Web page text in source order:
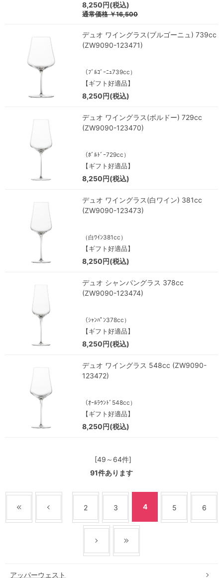
8,250円(税込)
通常価格￥16,500
デュオ ワイングラス(ブルゴーニュ) 739cc
(ZW9090-123471)
（ﾌﾞﾙｺﾞｰﾆｭ739cc）
【ギフト好適品】
8,250円(税込)
デュオ ワイングラス(ボルドー) 729cc
(ZW9090-123470)
（ﾎﾞﾙﾄﾞｰ729cc）
【ギフト好適品】
8,250円(税込)
デュオ ワイングラス(白ワイン) 381cc
(ZW9090-123473)
（白ﾜｲﾝ381cc）
【ギフト好適品】
8,250円(税込)
デュオ シャンパングラス 378cc
(ZW9090-123474)
（ｼｬﾝﾊﾟﾝ378cc）
【ギフト好適品】
8,250円(税込)
デュオ ワイングラス 548cc (ZW9090-
123472)
（ｵｰﾙﾗｳﾝﾄﾞ548cc）
【ギフト好適品】
8,250円(税込)
[49～64件]
91件あります
2 3 4 5 6
アッパーウェスト